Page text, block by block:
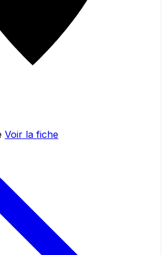
Voir la fiche